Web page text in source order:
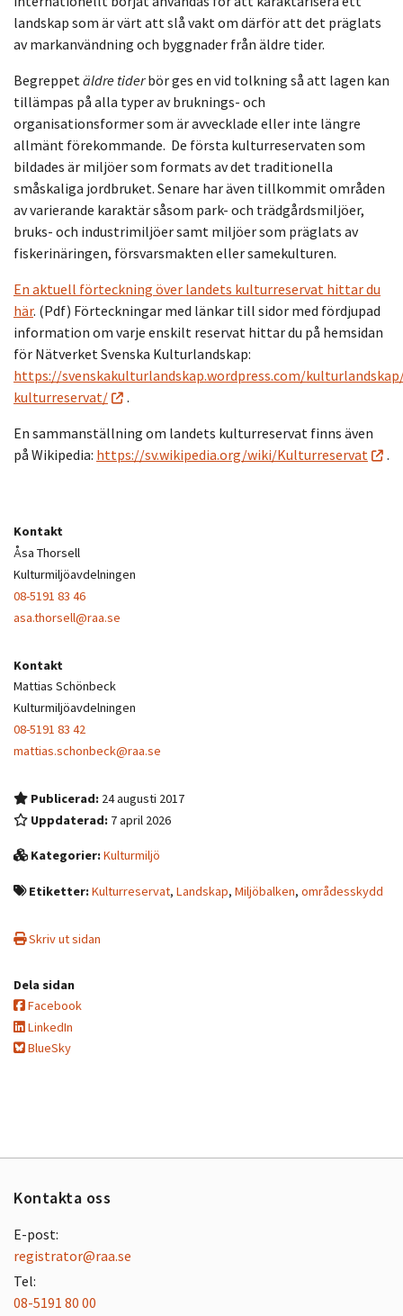
land­skap som är värt att slå vakt om där­för att det präglats
av markanvändning och bygg­na­der från äldre tider.
Be­greppet äldre tiderbör ges en vid tolkning så att la­gen kan
tillämpas på alla typer av bruknings- och
organisationsformer som är avvecklade eller inte längre
allmänt före­kom­mande. De första kulturreservaten som
bildades är miljöer som formats av det traditionella
småskaliga jordbruket. Senare har även tillkommit områden
av varierande karaktär såsom park- och trädgårdsmiljöer,
bruks- och industrimiljöer samt miljöer som präglats av
fiskerinäringen, försvarsmakten eller samekulturen.
En aktuell förteckning över landets kulturreservat hittar du
här. (Pdf) Förteckningar med länkar till sidor med fördjupad
information om varje enskilt reservat hittar du på hemsidan
för Nätverket Svenska Kulturlandskap:
https://svenskakulturlandskap.wordpress.com/
kulturreservat/
.
En sammanställning om landets kulturreservat finns även
på Wikipedia: https://sv.wikipedia.org/wiki/Kulturreservat .
Kontakt
Åsa Thorsell
Kulturmiljöavdelningen
08-5191 83 46
asa.thorsell@raa.se
Kontakt
Mattias Schönbeck
Kulturmiljöavdelningen
08-5191 83 42
mattias.schonbeck@raa.se
Publicerad: 24 augusti 2017
Uppdaterad: 7 april 2026
Kategorier:Kulturmiljö
Etiketter:Kulturreservat, Landskap, Miljöbalken, områdesskydd
Skriv ut sidan
Dela sidan
Facebook
LinkedIn
BlueSky
Kontakta oss
E-post:
registrator@raa.se
Tel:
08-5191 80 00